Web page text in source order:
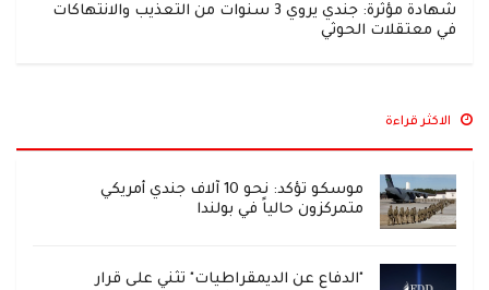
شهادة مؤثرة: جندي يروي 3 سنوات من التعذيب والانتهاكات
في معتقلات الحوثي
الاكثر قراءة
موسكو تؤكد: نحو 10 آلاف جندي أمريكي
متمركزون حالياً في بولندا
"الدفاع عن الديمقراطيات" تثني على قرار